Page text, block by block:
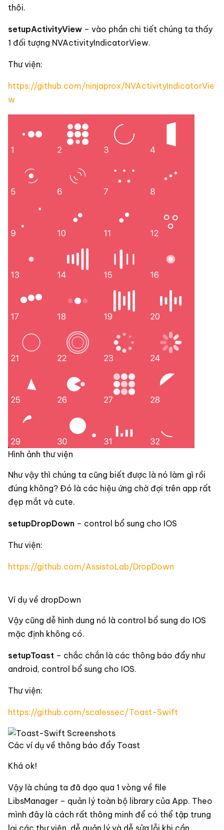
thôi.
setupActivityView – vào phần chi tiết chúng ta thấy
1 đối tượng NVActivityIndicatorView.
Thư viện:
https://github.com/ninjaprox/NVActivityIndicatorVie
w
Hình ảnh thư viện
Như vậy thì chúng ta cũng biết được là nó làm gì rồi
đúng không? Đó là các hiệu ứng chờ đợi trên app rất
đẹp mắt và cute.
setupDropDown – control bổ sung cho IOS
Thư viện:
https://github.com/AssistoLab/DropDown
Ví dụ về dropDown
Vậy cũng dễ hình dung nó là control bổ sung do IOS
mặc định không có.
setupToast – chắc chắn là các thông báo đẩy như
android, control bổ sung cho IOS.
Thư viện:
https://github.com/scalessec/Toast-Swift
Các ví dụ về thông báo đẩy Toast
Khá ok!
Vậy là chúng ta đã dạo qua 1 vòng về file
LibsManager – quản lý toàn bộ library của App. Theo
mình đây là cách rất thông minh để có thể tập trung
lại các thư viện, dễ quản lý và dễ sửa lỗi khi cần.